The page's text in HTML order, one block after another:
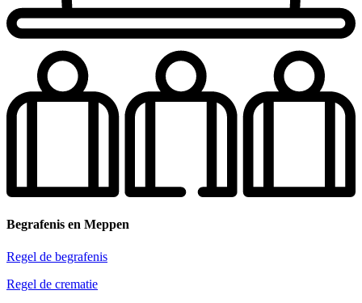
Begrafenis en Meppen
Regel de begrafenis
Regel de crematie